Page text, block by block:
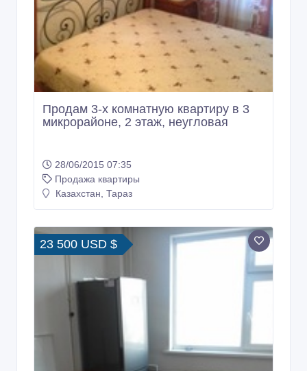
Продам 3-х комнатную квартиру в 3
микрорайоне, 2 этаж, неугловая
28/06/2015 07:35
Продажа квартиры
Казахстан, Тараз
23 500 USD $